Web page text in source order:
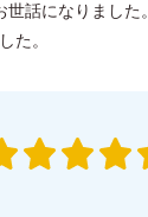
世話になりました
た。